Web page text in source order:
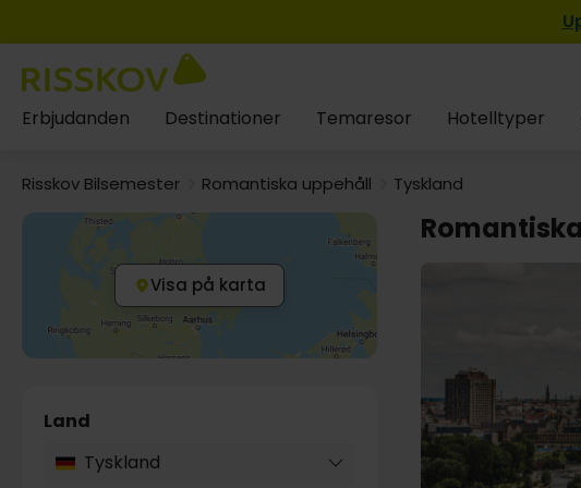
Erbjudanden Destinationer Temaresor Hotelltyper
Risskov Bilsemester Romantiska uppehåll Tyskland
Visa på karta
Land
Tyskland